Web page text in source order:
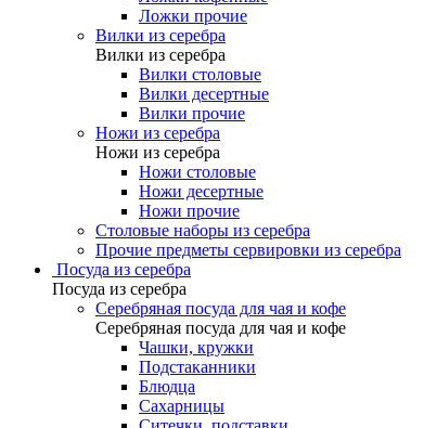
Ложки прочие
Вилки из серебра
Вилки из серебра
Вилки столовые
Вилки десертные
Вилки прочие
Ножи из серебра
Ножи из серебра
Ножи столовые
Ножи десертные
Ножи прочие
Столовые наборы из серебра
Прочие предметы сервировки из серебра
Посуда из серебра
Посуда из серебра
Серебряная посуда для чая и кофе
Серебряная посуда для чая и кофе
Чашки, кружки
Подстаканники
Блюдца
Сахарницы